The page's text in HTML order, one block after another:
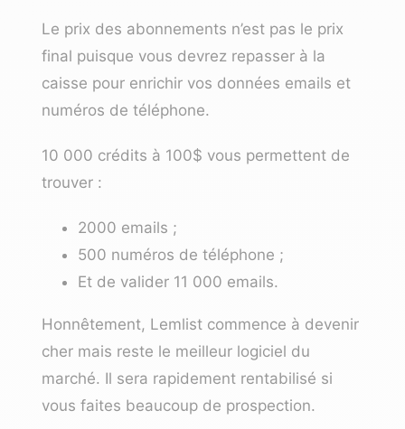
Le prix des abonnements n’est pas le prix
final puisque vous devrez repasser à la
caisse pour enrichir vos données emails et
numéros de téléphone.
10 000 crédits à 100$ vous permettent de
trouver :
2000 emails ;
500 numéros de téléphone ;
Et de valider 11 000 emails.
Honnêtement, Lemlist commence à devenir
cher mais reste le meilleur logiciel du
marché. Il sera rapidement rentabilisé si
vous faites beaucoup de prospection.